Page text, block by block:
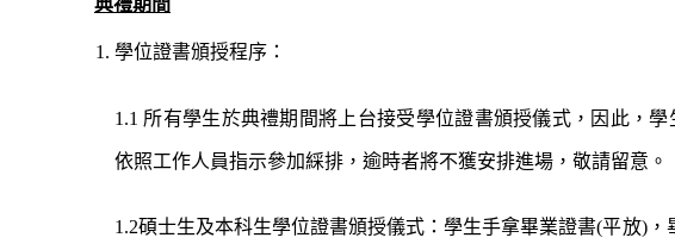
典禮期間
1. 學位證書頒授程序：
1.1 所有學生於典禮期間將上台接受學位證書頒授儀式，因此，學
依照工作人員指示參加綵排，逾時者將不獲安排進場，敬請留意。
1.2碩士生及本科生學位證書頒授儀式：學生手拿畢業證書(平放)，